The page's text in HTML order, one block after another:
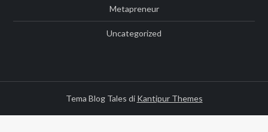
Metapreneur
Uncategorized
Tema Blog Tales di Kantipur Themes